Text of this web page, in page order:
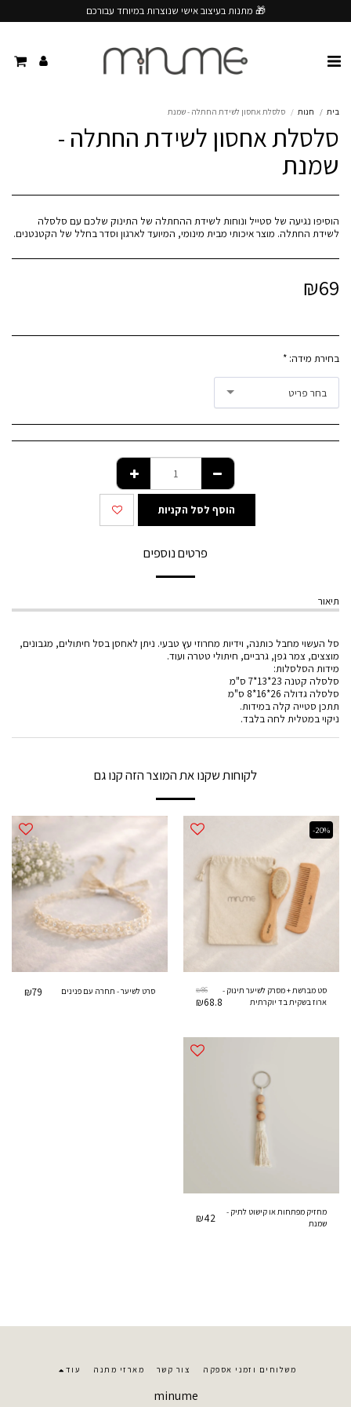
🎁 מתנות בעיצוב אישי שנוצרות במיוחד עבורכם
בית חנות סלסלת אחסון לשידת החתלה - שמנת
סלסלת אחסון לשידת החתלה -
שמנת
הוסיפו נגיעה של סטייל ונוחות לשידת ההחתלה של התינוק שלכם עם סלסלה
לשידת החתלה. מוצר איכותי מבית מינומי, המיועד לארגון וסדר בחלל של הקטנטנים.
₪69
בחירת מידה: *
בחר פריט
הוסף לסל הקניות
פרטים נוספים
תיאור
סל העשוי מחבל כותנה, וידיות מחרוזי עץ טבעי. ניתן לאחסן בסל חיתולים, מגבונים,
מוצצים, צמר גפן, גרביים, חיתולי טטרה ועוד.
מידות הסלסלות:
סלסלה קטנה 23*13*7 ס"מ
סלסלה גדולה 26*16*8 ס"מ
תתכן סטייה קלה במידות.
ניקוי במטלית לחה בלבד.
לקוחות שקנו את המוצר הזה קנו גם
-20%
סט מברשת + מסרק לשיער תינוק -
ארוז בשקית בד יוקרתית
₪86
₪68.8
סרט לשיער - תחרה עם פנינים ₪79
מחזיק מפתחות או קישוט לתיק -
שמנת
₪42
minume
משלוחים וזמני אספקה צור קשר מארזי מתנה עוד